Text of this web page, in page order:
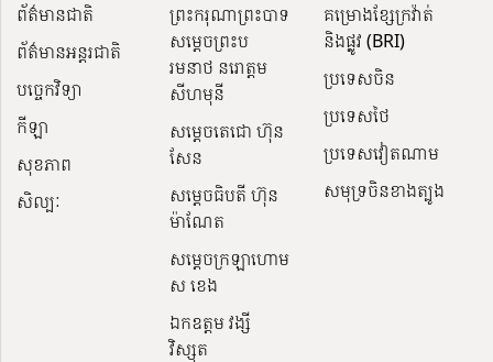
ព័ត៌មានជាតិ
ព័ត៌មានអន្តរជាតិ
បច្ចេកវិទ្យា
កីឡា
សុខភាព
សិល្បៈ
ព្រះករុណាព្រះបាទ
សម្តេចព្រះប
រមនាថ នរោត្តម
សីហមុនី
សម្តេចតេជោ ហ៊ុន
សែន
សម្ដេចធិបតី ហ៊ុន
ម៉ាណែត
សម្ដេចក្រឡាហោម
ស ខេង
ឯកឧត្តម វង្សី
វិស្សុត
គម្រោងខ្សែក្រវ៉ាត់
និងផ្លូវ (BRI)
ប្រទេសចិន
ប្រទេសថៃ
ប្រទេសវៀតណាម
សមុទ្រចិនខាងត្បូង